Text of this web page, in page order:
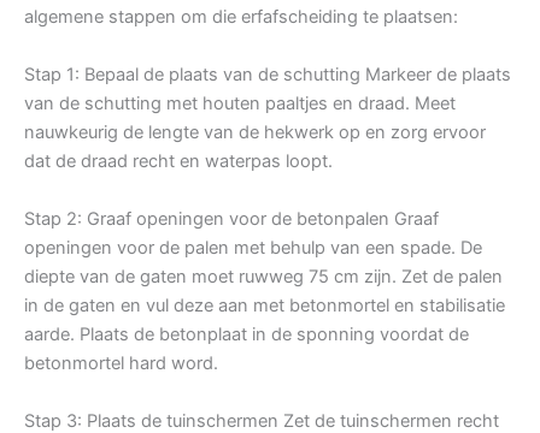
algemene stappen om die erfafscheiding te plaatsen:
Stap 1: Bepaal de plaats van de schutting Markeer de plaats
van de schutting met houten paaltjes en draad. Meet
nauwkeurig de lengte van de hekwerk op en zorg ervoor
dat de draad recht en waterpas loopt.
Stap 2: Graaf openingen voor de betonpalen Graaf
openingen voor de palen met behulp van een spade. De
diepte van de gaten moet ruwweg 75 cm zijn. Zet de palen
in de gaten en vul deze aan met betonmortel en stabilisatie
aarde. Plaats de betonplaat in de sponning voordat de
betonmortel hard word.
Stap 3: Plaats de tuinschermen Zet de tuinschermen recht